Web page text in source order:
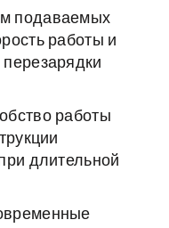
подаваемых
работы и
работы
длительной